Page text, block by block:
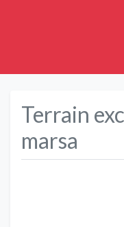
Terrain
marsa